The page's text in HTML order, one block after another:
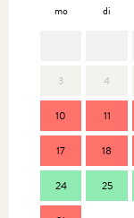
mo di
3 4
10 11
17 18
24 25